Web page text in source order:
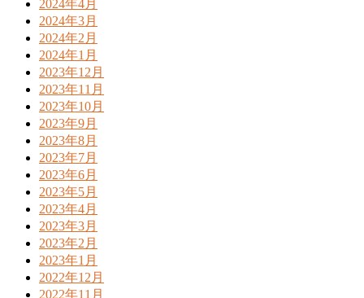
2024年4月
2024年3月
2024年2月
2024年1月
2023年12月
2023年11月
2023年10月
2023年9月
2023年8月
2023年7月
2023年6月
2023年5月
2023年4月
2023年3月
2023年2月
2023年1月
2022年12月
2022年11月